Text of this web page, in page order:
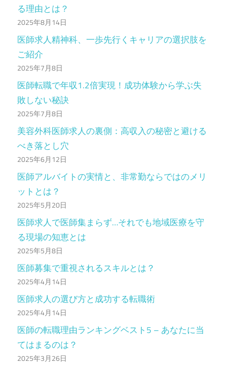
る理由とは？
2025年8月14日
医師求人精神科、一歩先行くキャリアの選択肢を
ご紹介
2025年7月8日
医師転職で年収1.2倍実現！成功体験から学ぶ失
敗しない秘訣
2025年7月8日
美容外科医師求人の裏側：高収入の秘密と避ける
べき落とし穴
2025年6月12日
医師アルバイトの実情と、非常勤ならではのメリ
ットとは？
2025年5月20日
医師求人で医師集まらず…それでも地域医療を守
る現場の知恵とは
2025年5月8日
医師募集で重視されるスキルとは？
2025年4月14日
医師求人の選び方と成功する転職術
2025年4月14日
医師の転職理由ランキングベスト5 – あなたに当
てはまるのは？
2025年3月26日